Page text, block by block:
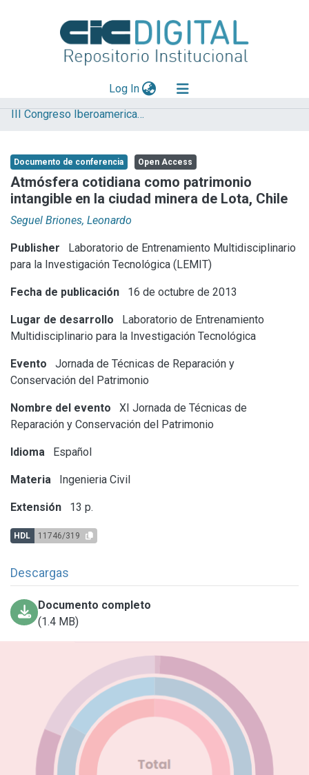
Log In(current)
Explorar
Aportar material
Statistics
III Congreso Iberoamericano y XI Jornada de Técnicas de Reparación y Conservación del Patrimonio
Documento de conferencia Open Access
Atmósfera cotidiana como patrimonio
intangible en la ciudad minera de Lota, Chile
Seguel Briones, Leonardo
Publisher
Laboratorio de Entrenamiento Multidisciplinario
para la Investigación Tecnológica (LEMIT)
Fecha de publicación 16 de octubre de 2013
Lugar de desarrollo
Laboratorio de Entrenamiento
Multidisciplinario para la Investigación Tecnológica
Evento
Jornada de Técnicas de Reparación y
Conservación del Patrimonio
Nombre del evento
XI Jornada de Técnicas de
Reparación y Conservación del Patrimonio
Idioma Español
Materia Ingenieria Civil
Extensión 13 p.
HDL 11746/319
Descargas
Documento completo
(1.4 MB)